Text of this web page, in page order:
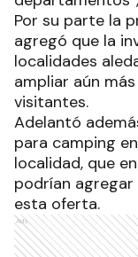
Por su parte la
agregó que la
localidades
ampliar aún
visitantes.
Adelantó
para camping
localidad, que
podrían
esta oferta.
Ads